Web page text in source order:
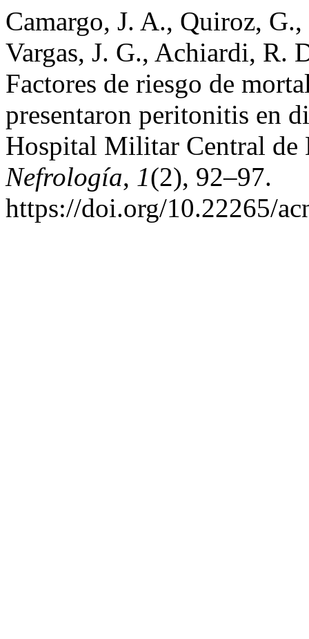
Camargo, J. A., Quiroz,
Vargas, J. G., Achiardi, R.
Factores de riesgo de
presentaron peritonitis en
Hospital Militar Central de
Nefrología, 1(2), 92–97.
https://doi.org/10.22265/